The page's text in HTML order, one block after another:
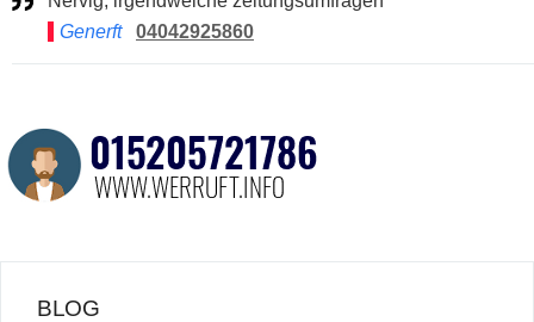
Generft
04042925860
BLOG